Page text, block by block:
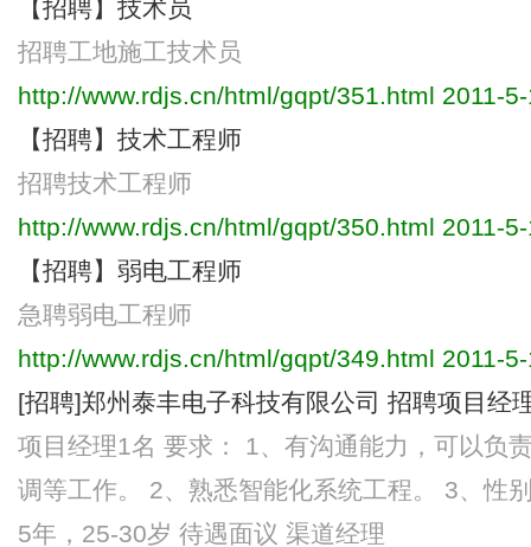
【招聘】技术员
招聘工地施工技术员
http://www.rdjs.cn/html/gqpt/351.html 2011-
【招聘】技术工程师
招聘技术工程师
http://www.rdjs.cn/html/gqpt/350.html 2011-
【招聘】弱电工程师
急聘弱电工程师
http://www.rdjs.cn/html/gqpt/349.html 2011-
[招聘]郑州泰丰电子科技有限公司 招聘项目经
项目经理1名 要求： 1、有沟通能力，可以负
调等工作。 2、熟悉智能化系统工程。 3、性
5年，25-30岁 待遇面议 渠道经理